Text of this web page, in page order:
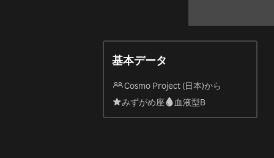
基本データ
Cosmo Project (日本)から
みずがめ座
血液型B